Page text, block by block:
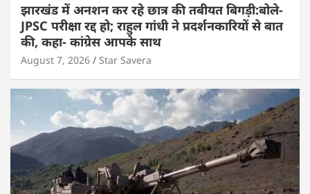
झारखंड में अनशन कर रहे छात्र की तबीयत बिगड़ी:बोले-
JPSC परीक्षा रद्द हो; राहुल गांधी ने प्रदर्शनकारियों से बात
की, कहा- कांग्रेस आपके साथ
August 7, 2026 Star Savera